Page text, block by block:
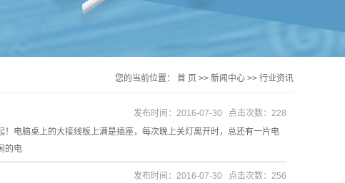
您的当前位置： 首 页 >> 新闻中心 >> 行业资讯
电脑桌上的大接线板上满是插座，每次晚上关灯离开时，总还有一片电
的电
发布时间：2016-07-30 点击次数：228
发布时间：2016-07-30 点击次数：256